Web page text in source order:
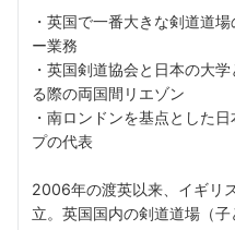
・英国で一番大きな剣道道
ー業務
・英国剣道協会と日本の大
る際の両国間リエゾン
・南ロンドンを基点とした
プの代表
2006年の渡英以来、イギリ
立。英国国内の剣道道場（